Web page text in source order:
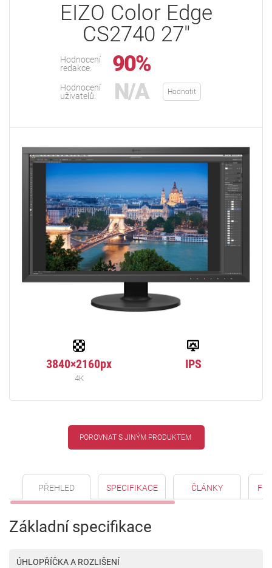
EIZO Color Edge
CS2740 27"
Hodnocení
redakce:
90%
Hodnocení
uživatelů:
N/A Hodnotit
3840×2160px
4K
IPS
POROVNAT S JINÝM PRODUKTEM
PŘEHLED SPECIFIKACE ČLÁNKY
Základní specifikace
ÚHLOPŘÍČKA A ROZLIŠENÍ